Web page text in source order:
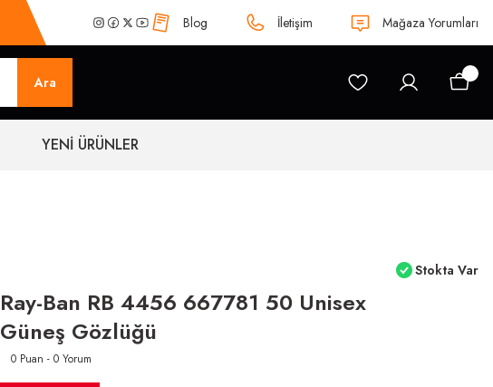
Blog İletişim Mağaza Yorumları
Ara
YENİ ÜRÜNLER
Ray-Ban RB 4456 667781 50 Unisex
Güneş Gözlüğü
0 Puan - 0 Yorum
Stokta Var